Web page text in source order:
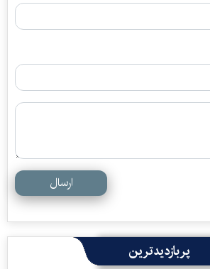
ارسال
پربازدیدترین